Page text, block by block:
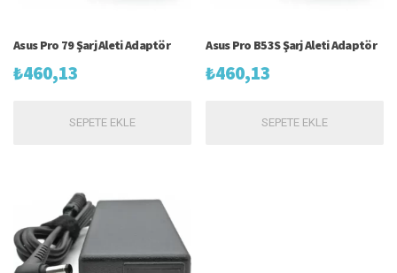
Asus Pro 79 Şarj Aleti Adaptör
₺460,13
SEPETE EKLE
Asus Pro B53S Şarj Aleti Adaptör
₺460,13
SEPETE EKLE